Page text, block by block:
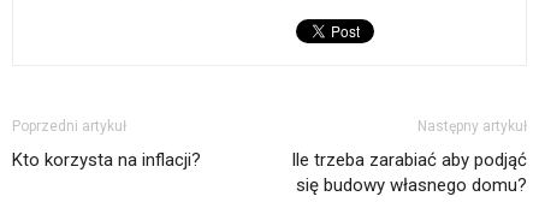
Poprzedni artykuł
Kto korzysta na inflacji?
Następny artykuł
Ile trzeba zarabiać aby podjąć
się budowy własnego domu?